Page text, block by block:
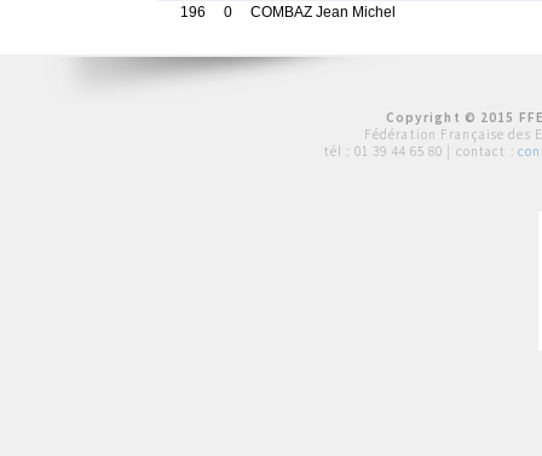
196
0 COMBAZ Jean Michel
Copyright © 2015
Fédération Française des
tél : 01 39 44 65 80 | contact :